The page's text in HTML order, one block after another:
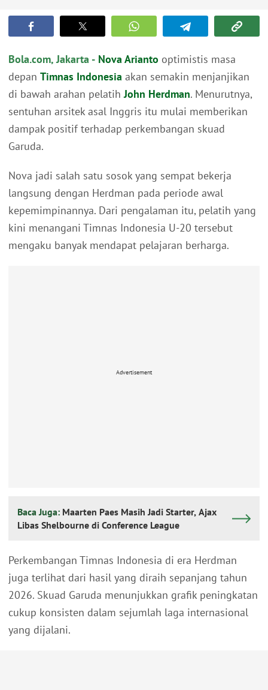
Bola.com, Jakarta - Nova Arianto optimistis masa
depan Timnas Indonesia akan semakin menjanjikan
di bawah arahan pelatihJohn Herdman. Menurutnya,
sentuhan arsitek asal Inggris itu mulai memberikan
dampak positif terhadap perkembangan skuad
Garuda.
Nova jadi salah satu sosok yang sempat bekerja
langsung dengan Herdman pada periode awal
kepemimpinannya. Dari pengalaman itu, pelatih yang
kini menangani Timnas Indonesia U-20 tersebut
mengaku banyak mendapat pelajaran berharga.
Advertisement
Baca Juga: Maarten Paes Masih Jadi Starter, Ajax
Libas Shelbourne di Conference League
Perkembangan Timnas Indonesia di era Herdman
juga terlihat dari hasil yang diraih sepanjang tahun
2026. Skuad Garuda menunjukkan grafik peningkatan
cukup konsisten dalam sejumlah laga internasional
yang dijalani.